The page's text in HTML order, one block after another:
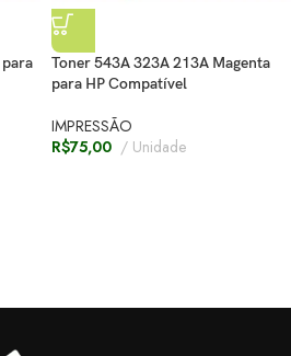
Toner 543A 323A 213A Magenta
para HP Compatível
IMPRESSÃO
R$75,00 Unidade